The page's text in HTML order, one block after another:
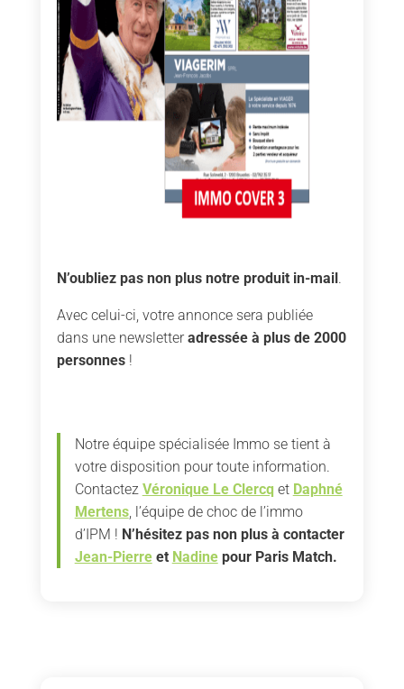
N’oubliez pas non plus notre produit in-mail.
Avec celui-ci, votre annonce sera publiée
dans une newsletteradressée à plus de 2000
personnes!
Notre équipe spécialisée Immo se tient à
votre disposition pour toute information.
Contactez Véronique Le Clercq et Daphné
Mertens, l’équipe de choc de l’immo
d’IPM ! N’hésitez pas non plus à contacter
Jean-Pierreet Nadinepour Paris Match.